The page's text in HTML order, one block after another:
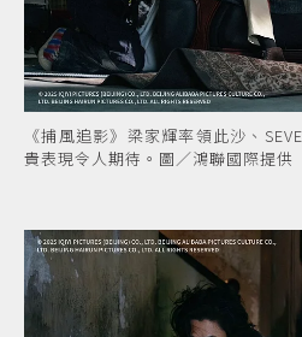
《捕風追影》梁家輝率領此沙、
貴表現令人期待。圖／鴻聯國際提供